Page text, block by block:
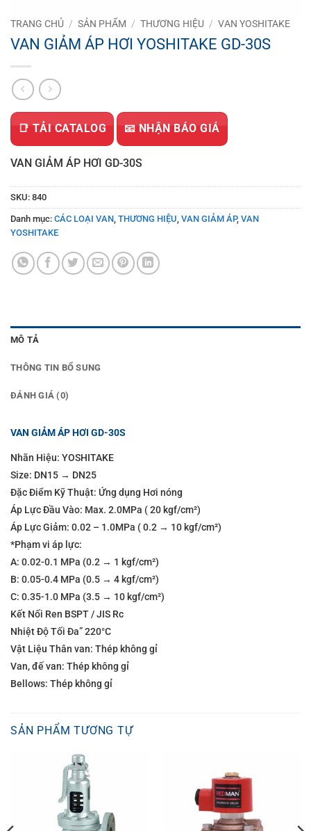
TRANG CHỦ / SẢN PHẨM / THƯƠNG HIỆU / VAN YOSHITAKE
VAN GIẢM ÁP HƠI YOSHITAKE GD-30S
📑 TẢI CATALOG 📧 NHẬN BÁO GIÁ
VAN GIẢM ÁP HƠI GD-30S
SKU: 840
Danh mục: CÁC LOẠI VAN THƯƠNG HIỆU VAN GIẢM ÁP, VAN
YOSHITAKE
MÔ TẢ
THÔNG TIN BỔ SUNG
ĐÁNH GIÁ (0)
VAN GIẢM ÁP HƠI GD-30S
Nhãn Hiệu: YOSHITAKE
Size: DN15 → DN25
Đặc Điểm Kỹ Thuật: Ứng dụng Hơi nóng
Áp Lực Đầu Vào: Max. 2.0MPa ( 20 kgf/cm²)
Áp Lực Giảm: 0.02 – 1.0MPa ( 0.2 → 10 kgf/cm²)
*Phạm vi áp lực:
A: 0.02-0.1 MPa (0.2 → 1 kgf/cm²)
B: 0.05-0.4 MPa (0.5 → 4 kgf/cm²)
C: 0.35-1.0 MPa (3.5 → 10 kgf/cm²)
Kết Nối Ren BSPT / JIS Rc
Nhiệt Độ Tối Đa” 220°C
Vật Liệu Thân van: Thép không gỉ
Van, đế van: Thép không gỉ
Bellows: Thép không gỉ
SẢN PHẨM TƯƠNG TỰ